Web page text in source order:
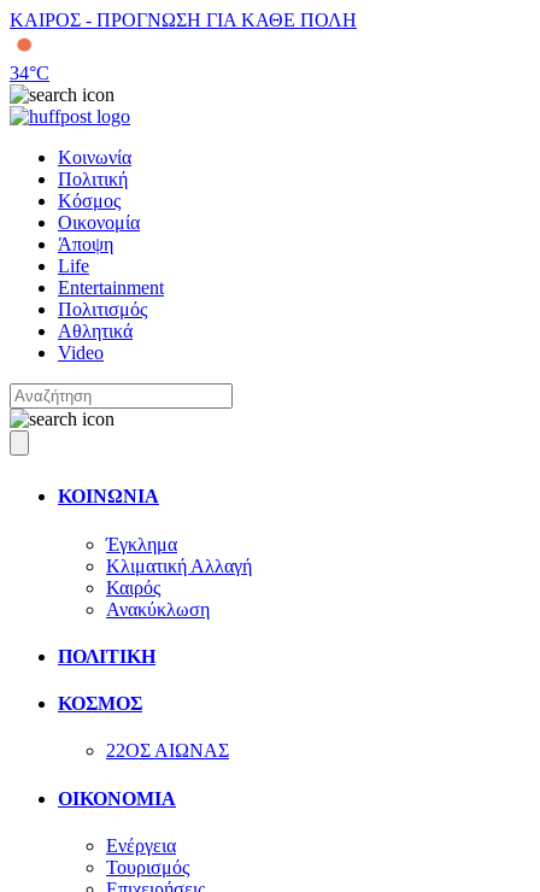
ΚΑΙΡΟΣ - ΠΡΟΓΝΩΣΗ ΓΙΑ ΚΑΘΕ ΠΟΛΗ
34°C
Κοινωνία
Πολιτική
Κόσμος
Οικονομία
Άποψη
Life
Entertainment
Πολιτισμός
Αθλητικά
Video
ΚΟΙΝΩΝΙΑ
Έγκλημα
Κλιματική Αλλαγή
Καιρός
Ανακύκλωση
ΠΟΛΙΤΙΚΗ
ΚΟΣΜΟΣ
22ΟΣ ΑΙΩΝΑΣ
ΟΙΚΟΝΟΜΙΑ
Ενέργεια
Τουρισμός